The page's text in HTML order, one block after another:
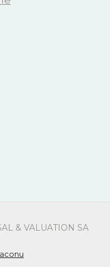
& VALUATION SA